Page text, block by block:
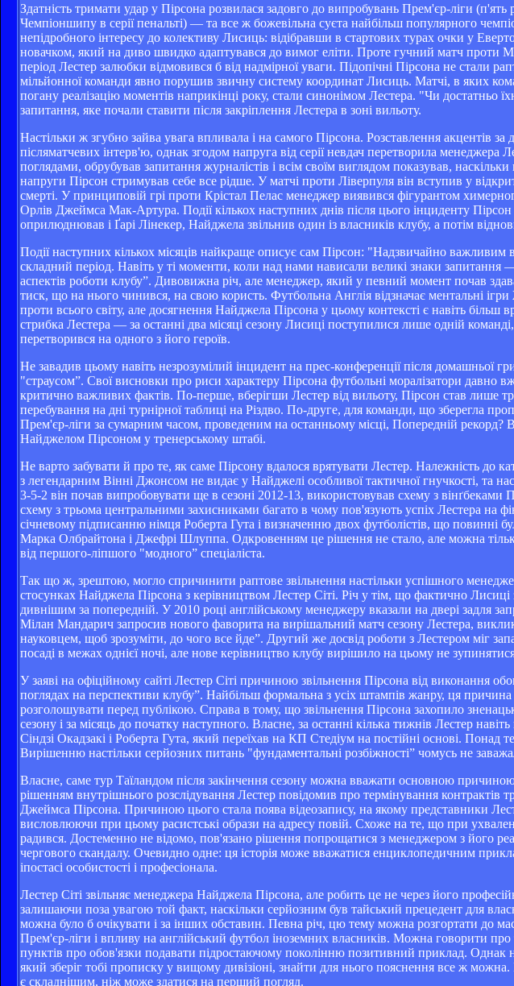
Здатність тримати удар у Пірсона розвилася задовго до випробувань Прем'єр-ліги
Чемпіоншипу в серії пенальті) — та все ж божевільна суєта найбільш популярного
непідробного інтересу до колективу Лисиць: відібравши в стартових турах очки у
новачком, який на диво швидко адаптувався до вимог еліти. Проте гучний матч проти
період Лестер залюбки відмовився б від надмірної уваги. Підопічні Пірсона не стали
мільйонної команди явно порушив звичну систему координат Лисиць. Матчі, в яких
погану реалізацію моментів наприкінці року, стали синонімом Лестера. "Чи достатньо
запитання, яке почали ставити після закріплення Лестера в зоні вильоту.
Настільки ж згубно зайва увага впливала і на самого Пірсона. Розставлення акцентів
післяматчевих інтерв'ю, однак згодом напруга від серії невдач перетворила
поглядами, обрубував запитання журналістів і всім своїм виглядом показував,
напруги Пірсон стримував себе все рідше. У матчі проти Ліверпуля він вступив у
смерті. У принциповій грі проти Крістал Пелас менеджер виявився фігурантом
Орлів Джеймса Мак-Артура. Події кількох наступних днів після цього інциденту
оприлюднював і Ґарі Лінекер, Найджела звільнив один із власників клубу, а потім
Події наступних кількох місяців найкраще описує сам Пірсон: "Надзвичайно
складний період. Навіть у ті моменти, коли над нами нависали великі знаки запитання
аспектів роботи клубу”. Дивовижна річ, але менеджер, який у певний момент почав
тиск, що на нього чинився, на свою користь. Футбольна Англія відзначає ментальні
проти всього світу, але досягнення Найджела Пірсона у цьому контексті є навіть
стрибка Лестера — за останні два місяці сезону Лисиці поступилися лише одній
перетворився на одного з його героїв.
Не завадив цьому навіть незрозумілий інцидент на прес-конференції після домашньої
"страусом”. Свої висновки про риси характеру Пірсона футбольні моралізатори давно
критично важливих фактів. По-перше, вберігши Лестер від вильоту, Пірсон став лише
перебування на дні турнірної таблиці на Різдво. По-друге, для команди, що зберегла
Прем'єр-ліги за сумарним часом, проведеним на останньому місці, Попередній рекорд?
Найджелом Пірсоном у тренерському штабі.
Не варто забувати й про те, як саме Пірсону вдалося врятувати Лестер. Належність до
з легендарним Вінні Джонсом не видає у Найджелі особливої тактичної гнучкості, та
3-5-2 він почав випробовувати ще в сезоні 2012-13, використовував схему з вінґбеками
схему з трьома центральними захисниками багато в чому пов'язують успіх Лестера на
січневому підписанню німця Роберта Гута і визначенню двох футболістів, що повинні
Марка Олбрайтона і Джефрі Шлуппа. Одкровенням це рішення не стало, але можна
від першого-ліпшого "модного” спеціаліста.
Так що ж, зрештою, могло спричинити раптове звільнення настільки успішного
стосунках Найджела Пірсона з керівництвом Лестер Сіті. Річ у тім, що фактично Лисиці
дивнішим за попередній. У 2010 році англійському менеджеру вказали на двері задля
Мілан Мандарич запросив нового фаворита на вирішальний матч сезону Лестера,
науковцем, щоб зрозуміти, до чого все йде”. Другий же досвід роботи з Лестером міг
посаді в межах однієї ночі, але нове керівництво клубу вирішило на цьому не
У заяві на офіційному сайті Лестер Сіті причиною звільнення Пірсона від виконання
поглядах на перспективи клубу”. Найбільш формальна з усіх штампів жанру, ця причина
розголошувати перед публікою. Справа в тому, що звільнення Пірсона захопило
сезону і за місяць до початку наступного. Власне, за останні кілька тижнів Лестер
Сіндзі Окадзакі і Роберта Гута, який переїхав на КП Стедіум на постійні основі.
Вирішенню настільки серйозних питань "фундаментальні розбіжності” чомусь не
Власне, саме тур Таїландом після закінчення сезону можна вважати основною
рішенням внутрішнього розслідування Лестер повідомив про термінування
Джеймса Пірсона. Причиною цього стала поява відеозапису, на якому представники
висловлюючи при цьому расистські образи на адресу повій. Схоже на те, що при
радився. Достеменно не відомо, пов'язано рішення попрощатися з менеджером з його
чергового скандалу. Очевидно одне: ця історія може вважатися енциклопедичним
іпостасі особистості і професіонала.
Лестер Сіті звільняє менеджера Найджела Пірсона, але робить це не через його
залишаючи поза увагою той факт, наскільки серйозним був тайський прецедент для
можна було б очікувати і за інших обставин. Певна річ, цю тему можна розгортати до
Прем'єр-ліги і впливу на англійський футбол іноземних власників. Можна говорити
пунктів про обов'язки подавати підростаючому поколінню позитивний приклад. Однак
який зберіг тобі прописку у вищому дивізіоні, знайти для нього пояснення все ж
є складнішим, ніж може здатися на перший погляд.